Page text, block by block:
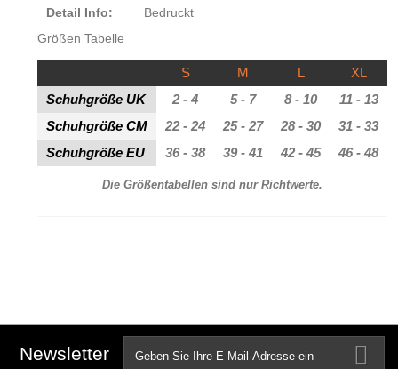
Detail Info:
Bedruckt
Größen Tabelle
S M L XL
Die Größentabellen sind nur Richtwerte.
Schuhgröße UK 2 - 4 5 - 7 8 - 10
11 - 13
Schuhgröße CM
22 - 24 25 - 27 28 - 30
31 - 33
Schuhgröße EU
36 - 38 39 - 41 42 - 45 46 - 48
Newsletter